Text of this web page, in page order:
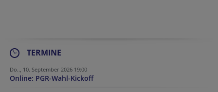
TERMINE
Do.., 10. September 2026 19:00
Online: PGR-Wahl-Kickoff